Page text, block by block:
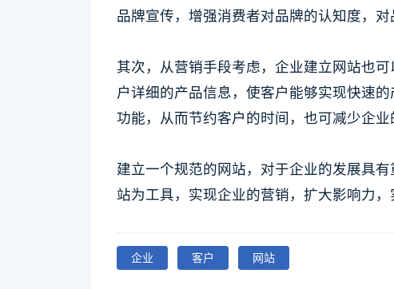
品牌宣传，增强消费者对品牌的认知度，对
其次，从营销手段考虑，企业建立网站也
户详细的产品信息，使客户能够实现快速
功能，从而节约客户的时间，也可减少企业
建立一个规范的网站，对于企业的发展具
站为工具，实现企业的营销，扩大影响力，
企业 客户 网站